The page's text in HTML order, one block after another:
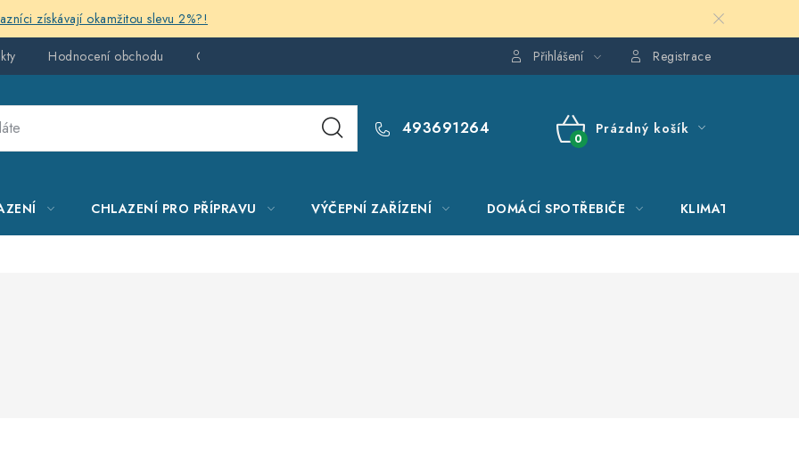
získávají okamžitou slevu 2%?!
Hodnocení obchodu Obchodní podmínky Přihlášení Registrace
493691264
NÁKUPNÍ
Prázdný košík
CHLAZENÍ PRO PŘÍPRAVU VÝČEPNÍ ZAŘÍZENÍ DOMÁCÍ SPOTŘEBIČE KLIMATIZACE